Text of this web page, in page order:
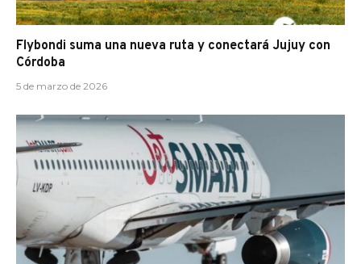
Flybondi suma una nueva ruta y conectará Jujuy con
Córdoba
5 de marzo de 2026